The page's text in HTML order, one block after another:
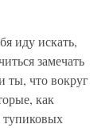
иду искать,
замечать
ты, что вокруг
как
тупиковых